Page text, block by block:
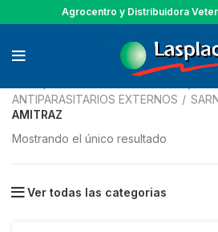
Agrocentro y Distribuidora
ANTIPARASITARIOS EXTERNOS
AMITRAZ
Mostrando el único resultado
Ver todas las categorias